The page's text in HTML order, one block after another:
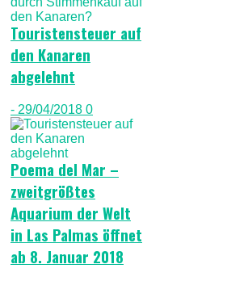
Touristensteuer auf
den Kanaren
abgelehnt
- 29/04/2018 0
Poema del Mar –
zweitgrößtes
Aquarium der Welt
in Las Palmas öffnet
ab 8. Januar 2018